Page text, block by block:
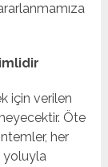
için verilen
Öte
her
yoluyla